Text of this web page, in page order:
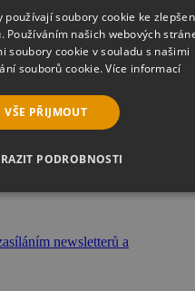
tabulku edicí M365 pro firmy.
pro úpravu fotek
vás a nechá vás soustředit
newsletterů a
používají soubory cookie ke
Používáním našich webových
soubory cookie v souladu s našimi
souborů cookie.Více informací
VŠE PŘIJMOUT
PODROBNOSTI